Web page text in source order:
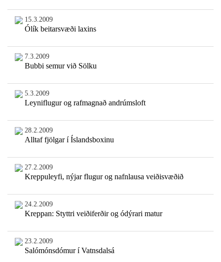
15.3.2009
Ólík beitarsvæði laxins
7.3.2009
Bubbi semur við Sölku
5.3.2009
Leyniflugur og rafmagnað andrúmsloft
28.2.2009
Alltaf fjölgar í Íslandsboxinu
27.2.2009
Kreppuleyfi, nýjar flugur og nafnlausa veiðisvæðið
24.2.2009
Kreppan: Styttri veiðiferðir og ódýrari matur
23.2.2009
Salómónsdómur í Vatnsdalsá